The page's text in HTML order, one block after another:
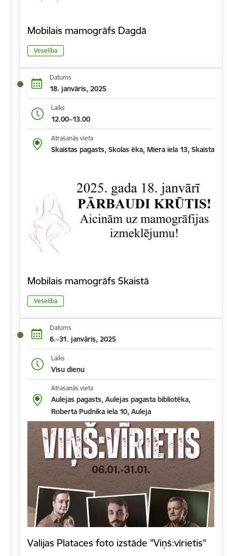
Mobilais mamogrāfs Dagdā
Veselība
Datums
18. janvāris, 2025
Laiks
12.00–13.00
Atrašanās vieta
Skaistas pagasts, Skolas ēka, Miera iela 13, Skaista
Mobilais mamogrāfs Skaistā
Veselība
Datums
6.–31. janvāris, 2025
Laiks
Visu dienu
Atrašanās vieta
Aulejas pagasts, Aulejas pagasta bibliotēka,
Roberta Pudnika iela 10, Auleja
Valijas Plataces foto izstāde "Viņš:vīrietis"